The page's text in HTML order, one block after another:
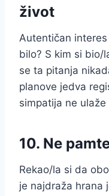
život
Autentičan
bilo? S kim si bio/
se ta pitanja
planove jedva
simpatija ne
10. Ne
Rekao/la si da
je najdraža hrana